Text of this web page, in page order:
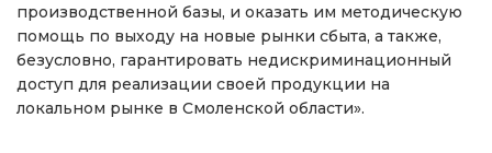
производственной базы, и оказать им методическую
помощь по выходу на новые рынки сбыта, а также,
безусловно, гарантировать недискриминационный
доступ для реализации своей продукции на
локальном рынке в Смоленской области».